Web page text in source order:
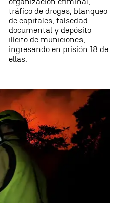
tráfico de drogas, blanqueo
de capitales, falsedad
documental y depósito
ilícito de municiones,
ingresando en prisión 18 de
ellas.